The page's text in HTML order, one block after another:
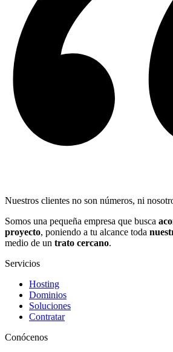
Nuestros clientes no son números, ni
Somos una pequeña empresa que busca
proyecto, poniendo a tu alcance toda
medio de un trato cercano.
Servicios
Hosting
Dominios
Soluciones
Contratar
Conócenos